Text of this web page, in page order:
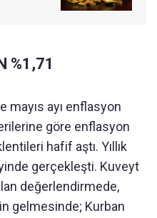
%1,71
mayıs ayı enflasyon
göre enflasyon
hafif aştı. Yıllık
gerçekleşti. Kuveyt
değerlendirmede,
gelmesinde; Kurban